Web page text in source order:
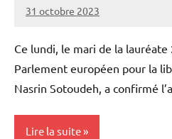
31 octobre 2023
Admins
Ce lundi, le mari de la
Parlement européen pour la
Nasrin Sotoudeh, a confirmé
Lire la suite